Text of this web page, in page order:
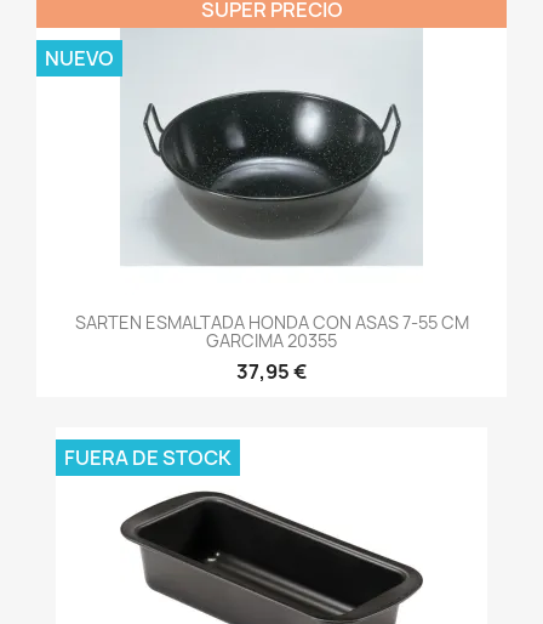
SARTEN ESMALTADA HONDA CON ASAS 7-55 CM
GARCIMA 20355
37,95 €
SUPER PRECIO
NUEVO
FUERA DE STOCK